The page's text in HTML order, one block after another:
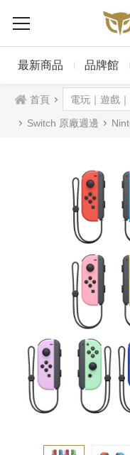
最新商品 品牌館
首頁
Switch 原廠週邊 Nintendo 任